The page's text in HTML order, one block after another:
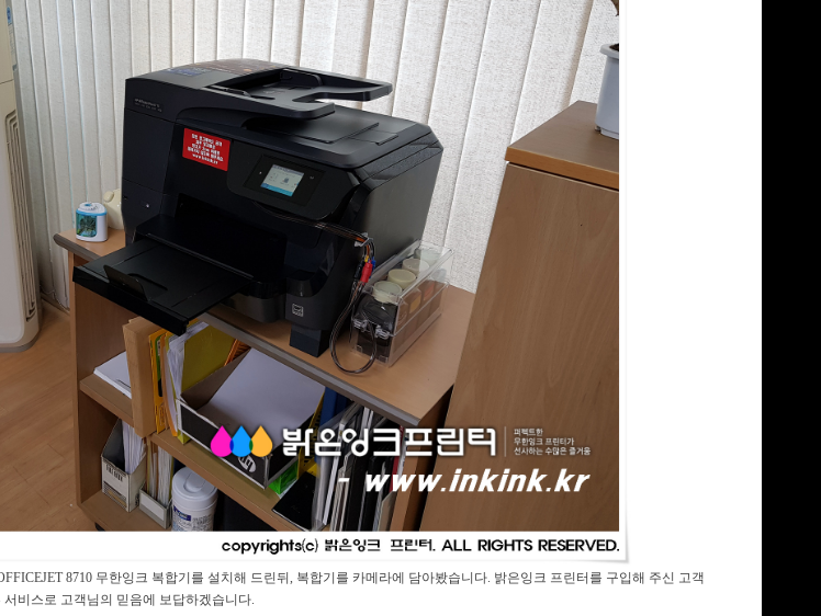
8710 무한잉크 복합기를 설치해 드린뒤, 복합기를 카메라에 담아봤습니다. 밝은잉크 프린터를 구입해 주신 고객
비스로 고객님의 믿음에 보답하겠습니다.